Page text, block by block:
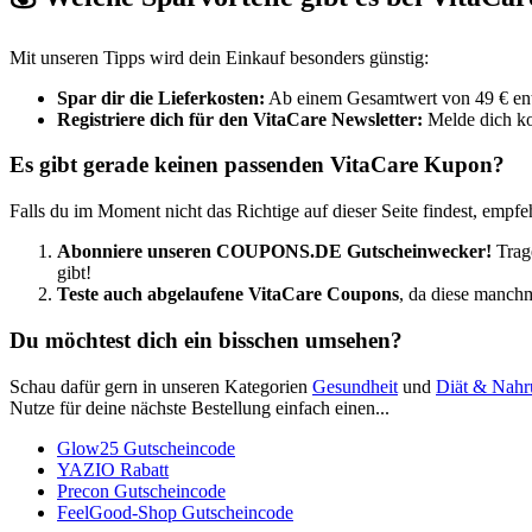
Mit unseren Tipps wird dein Einkauf besonders günstig:
Spar dir die Lieferkosten: Ab einem Gesamtwert von 49 €
Registriere dich für den VitaCare Newsletter: Melde dich
Es gibt gerade keinen passenden VitaCare Kupon?
Falls du im Moment nicht das Richtige auf dieser Seite findest,
Abonniere unseren COUPONS.DE Gutscheinwecker!
gibt!
Teste auch abgelaufene VitaCare Coupons, da diese
Du möchtest dich ein bisschen umsehen?
Schau dafür gern in unseren Kategorien Gesundheit und Diät &
Nutze für deine nächste Bestellung einfach einen...
Glow25 Gutscheincode
YAZIO Rabatt
Precon Gutscheincode
FeelGood-Shop Gutscheincode